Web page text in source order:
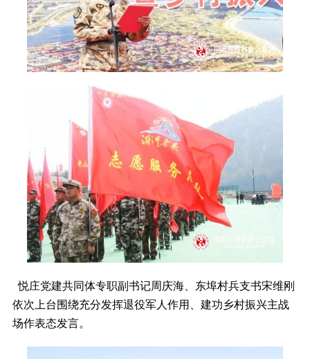
悦庄党建共同体专职副书记周庆海、东埠村兵支书宋维刚
依次上台围绕充分发挥退役军人作用、建功乡村振兴主战
场作表态发言。